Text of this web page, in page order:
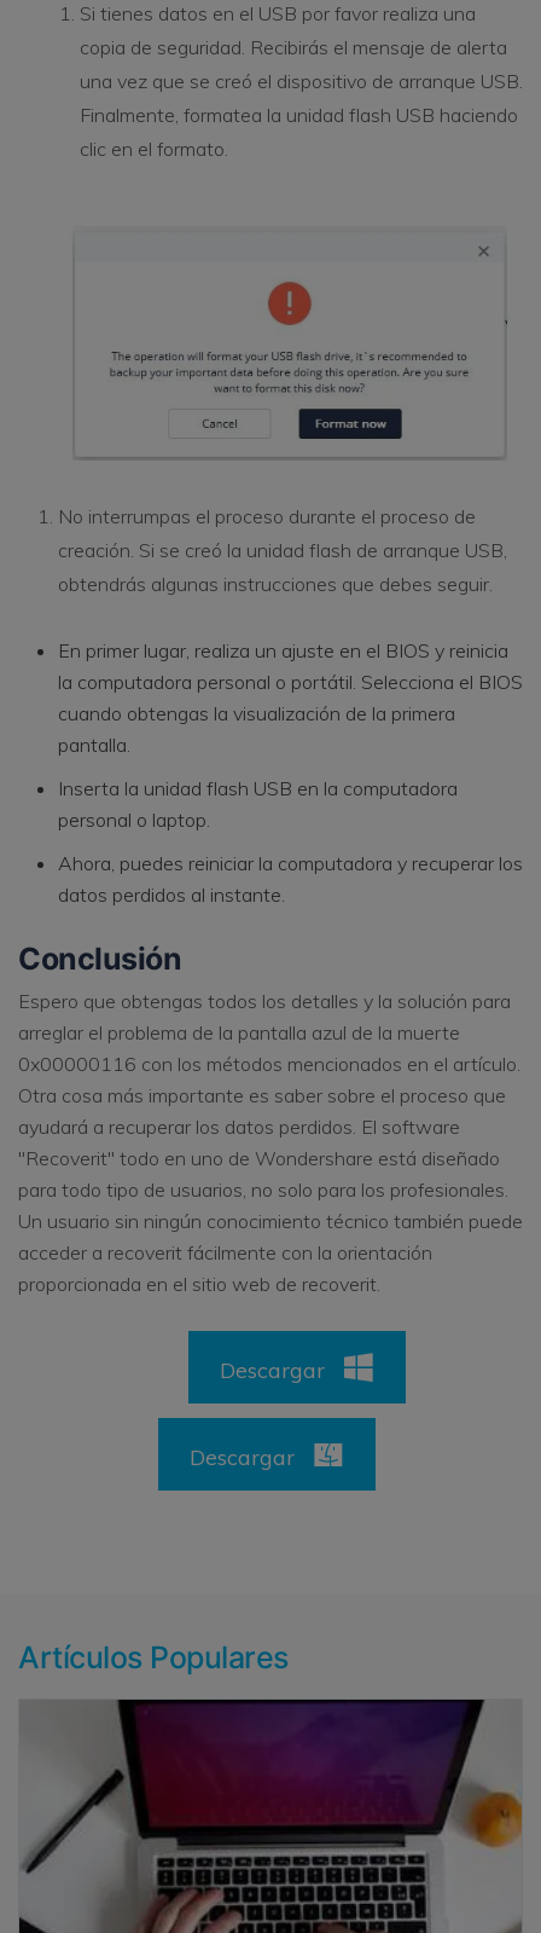
Si tienes datos en el USB por favor realiza una
copia de seguridad. Recibirás el mensaje de alerta
una vez que se creó el dispositivo de arranque USB.
Finalmente, formatea la unidad flash USB haciendo
clic en el formato.
No interrumpas el proceso durante el proceso de
creación. Si se creó la unidad flash de arranque USB,
obtendrás algunas instrucciones que debes seguir.
En primer lugar, realiza un ajuste en el BIOS y reinicia
la computadora personal o portátil. Selecciona el BIOS
cuando obtengas la visualización de la primera
pantalla.
Inserta la unidad flash USB en la computadora
personal o laptop.
Ahora, puedes reiniciar la computadora y recuperar los
datos perdidos al instante.
Conclusión
Espero que obtengas todos los detalles y la solución para
arreglar el problema de la pantalla azul de la muerte
0x00000116 con los métodos mencionados en el artículo.
Otra cosa más importante es saber sobre el proceso que
ayudará a recuperar los datos perdidos. El software
"Recoverit" todo en uno de Wondershare está diseñado
para todo tipo de usuarios, no solo para los profesionales.
Un usuario sin ningún conocimiento técnico también puede
acceder a recoverit fácilmente con la orientación
proporcionada en el sitio web de recoverit.
Descargar
Descargar
Artículos Populares